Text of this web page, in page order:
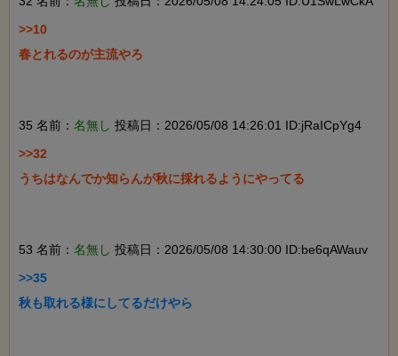
>>10
春とれるのが主流やろ
35 名前： 名無し 投稿日：2026/05/08 14:26:01 ID:jRaICpYg4
>>32
うちはなんでか知らんが秋に採れるようにやってる
53 名前： 名無し 投稿日：2026/05/08 14:30:00 ID:be6qAWauv
>>35
秋も取れる様にしてるだけやら